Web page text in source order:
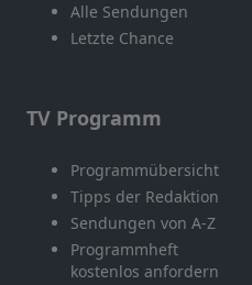
Alle Sendungen
Letzte Chance
TV Programm
Programmübersicht
Tipps der Redaktion
Sendungen von A-Z
Programmheft
kostenlos anfordern